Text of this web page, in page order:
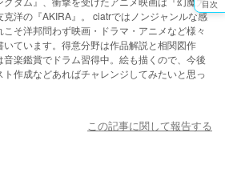
目次
克洋の『AKIRA』。 ciatrではノンジャンルな感
こそ洋邦問わず映画・ドラマ・アニメなど様々
いています。得意分野は作品解説と相関図作
音楽鑑賞でドラム習得中。絵も描くので、今後
ト作成などあればチャレンジしてみたいと思っ
この記事に関して報告する